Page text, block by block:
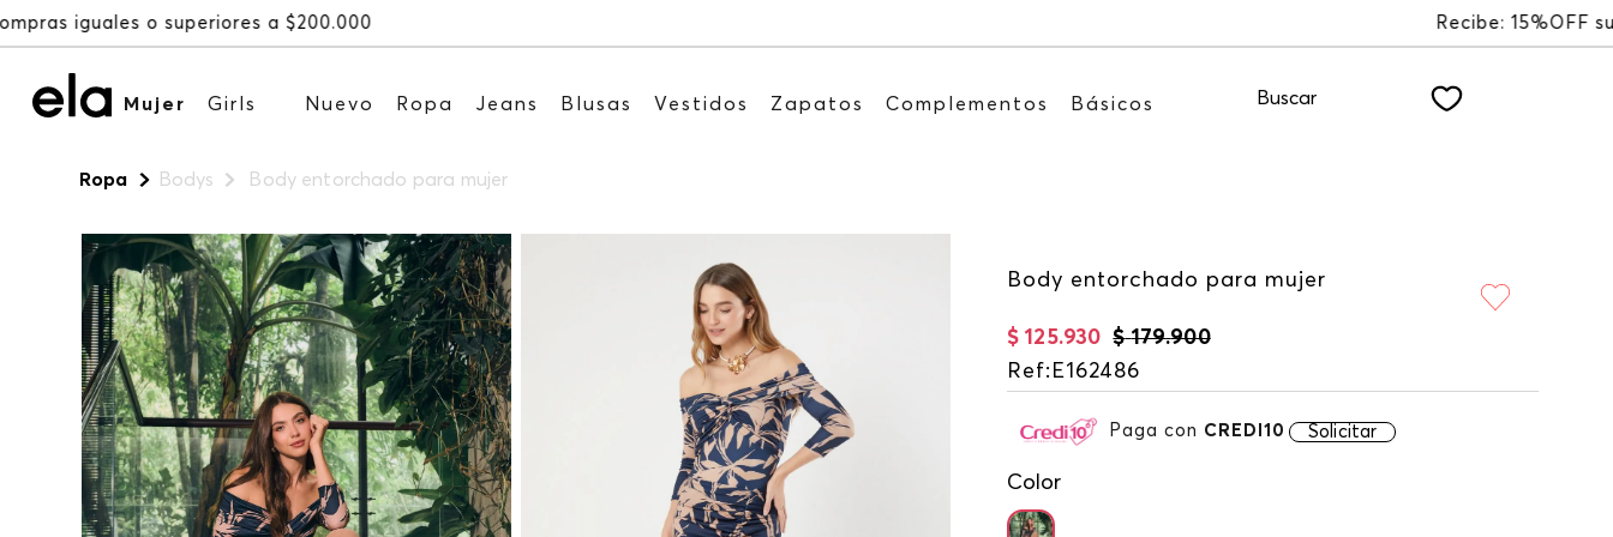
Mujer Girls Nuevo Ropa Jeans Blusas Vestidos Zapatos Complementos Básicos Buscar
Ropa Bodys Body entorchado para mujer
Body entorchado para mujer
$ 179.900
$ 125.930
Ref: E162486
Paga con CREDI10 Solicitar
Color